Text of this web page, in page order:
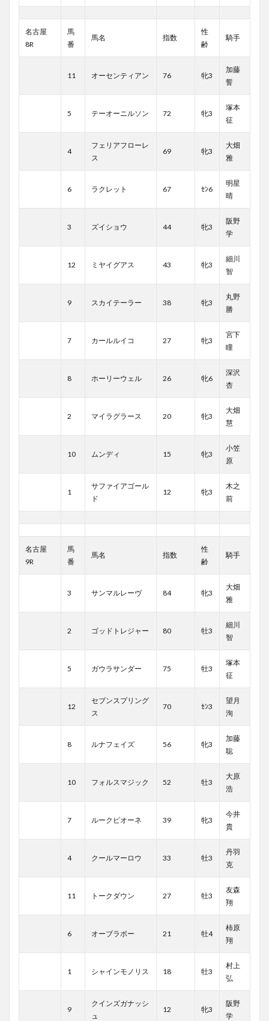
名古屋
8R
馬
番
馬名 指数
性
齢
騎手
11 オーセンティアン 76 牝3
加藤
誓
5 テーオーニルソン 72 牝3
塚本
征
4
フェリアフローレ
ス
69 牝3
大畑
雅
6 ラクレット 67 ｾﾝ6
明星
晴
3 ズイショウ 44 牝3
阪野
学
12 ミヤイグアス 43 牝3
細川
智
9 スカイテーラー 38 牝3
丸野
勝
7 カールルイコ 27 牝3
宮下
瞳
8 ホーリーウェル 26 牝6
深沢
杏
2 マイラグラース 20 牝3
大畑
慧
10 ムンディ 15 牝3
小笠
原
1
サファイアゴール
ド
12 牝3
木之
前
名古屋
9R
馬
番
馬名 指数
性
齢
騎手
3 サンマルレーヴ 84 牝3
大畑
雅
2 ゴッドトレジャー 80 牡3
細川
智
5 ガウラサンダー 75 牡3
塚本
征
12
セブンスプリング
ス
70 ｾﾝ3
望月
洵
8 ルナフェイズ 56 牝3
加藤
聡
10 フォルスマジック 52 牡3
大原
浩
7 ルークピオーネ 39 牝3
今井
貴
4 クールマーロウ 33 牡3
丹羽
克
11 トークダウン 27 牡3
友森
翔
6 オーブラボー 21 牡4
柿原
翔
1 シャインモノリス 18 牡3
村上
弘
9
クインズガナッシ
ュ
12 牝3
阪野
学